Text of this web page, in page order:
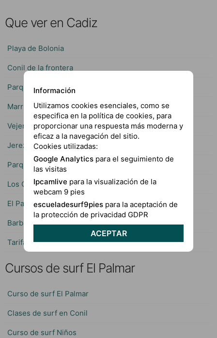
Que ver en Cadiz
Playa de Bolonia
Conil de la frontera
Parque Natural del Estrecho
Marruecos
Vejer de la frontera
Jerez de la frontera
Parque Natural de la Breña y Marismas de Barbate
Los Caños de Meca
El Palmar de Vejer
Barbate
Tarifa
Cursos de surf El Palmar
Curso de surf El Palmar
Clases de surf en Conil
Curso de surf Niños
Información
Utilizamos cookies esenciales, como se
especifica en la política de cookies, para
proporcionar una respuesta más moderna y
eficaz a la navegación del sitio.
Cookies utilizadas:
Google Analytics para el seguimiento de
las visitas
Ipcamlive para la visualización de la
webcam 9 pies
escueladesurf9pies para la aceptación de
la protección de privacidad GDPR
ACEPTAR